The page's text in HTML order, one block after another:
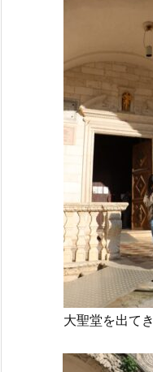
大聖堂を出て